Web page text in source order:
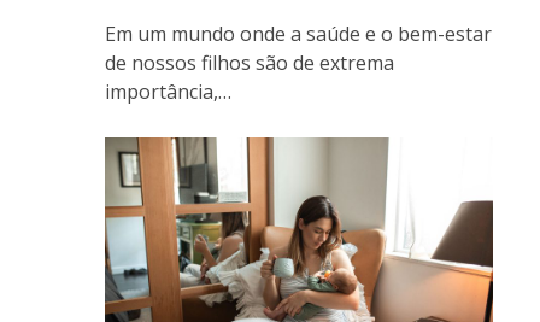
Em um mundo onde a saúde e o bem-estar
de nossos filhos são de extrema
importância,…